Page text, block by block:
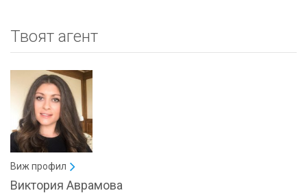
Твоят агент
Виж профил
Виктория Аврамова